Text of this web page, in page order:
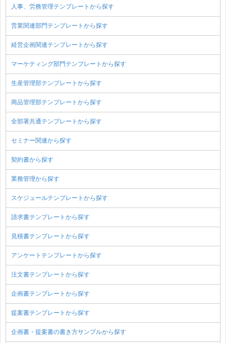
人事、労務管理テンプレートから探す
営業関連部門テンプレートから探す
経営企画関連テンプレートから探す
マーケティング部門テンプレートから探す
生産管理部テンプレートから探す
商品管理部テンプレートから探す
全部署共通テンプレートから探す
セミナー関連から探す
契約書から探す
業務管理から探す
スケジュールテンプレートから探す
請求書テンプレートから探す
見積書テンプレートから探す
アンケートテンプレートから探す
注文書テンプレートから探す
企画書テンプレートから探す
提案書テンプレートから探す
企画書・提案書の書き方サンプルから探す